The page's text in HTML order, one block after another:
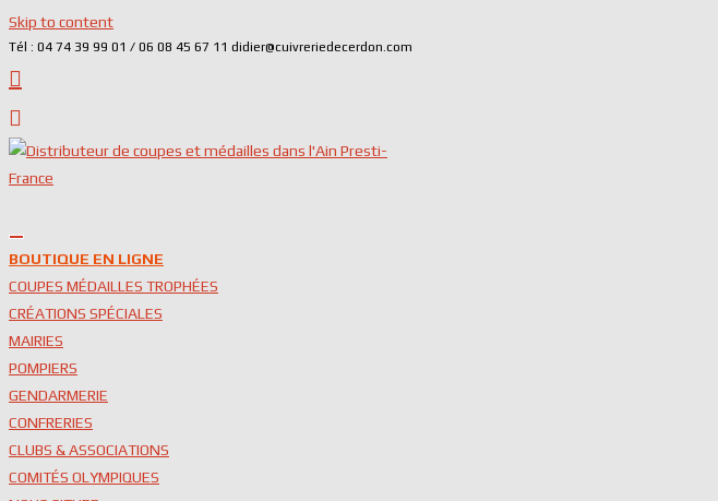
Skip to content
Tél : 04 74 39 99 01 / 06 08 45 67 11 didier@cuivreriedecerdon.com
BOUTIQUE EN LIGNE
COUPES MÉDAILLES TROPHÉES
CRÉATIONS SPÉCIALES
MAIRIES
POMPIERS
GENDARMERIE
CONFRERIES
CLUBS & ASSOCIATIONS
COMITÉS OLYMPIQUES